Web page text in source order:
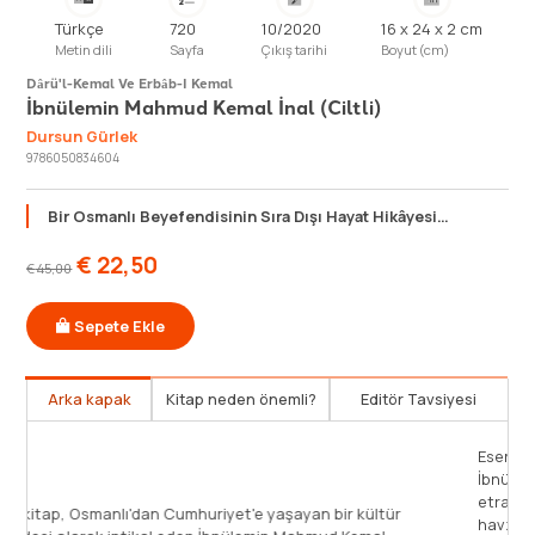
Türkçe
Metin dili
720
Sayfa
10/2020
Çıkış tarihi
16 x 24 x 2 cm
Boyut (cm)
Dârü'l-Kemal Ve Erbâb-I Kemal
İbnülemin Mahmud Kemal İnal (Ciltli)
Dursun Gürlek
9786050834604
Bir Osmanlı Beyefendisinin Sıra Dışı Hayat Hikâyesi…
€45,00 € 22,50
Sepete Ekle
Arka kapak Kitap neden önemli? Editör Tavsiyesi
nev'i şahsına münhasır bir zattı. Bilhassa
Bu kitap,